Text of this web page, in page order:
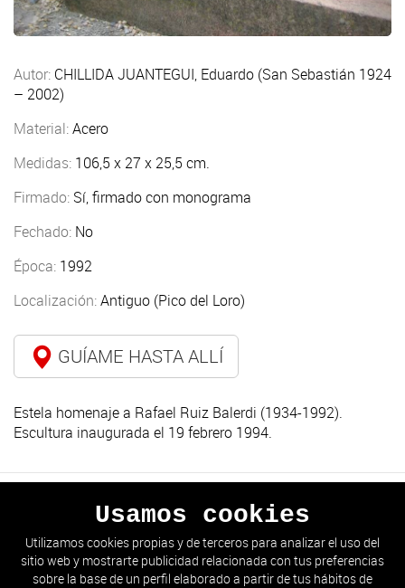
Autor: CHILLIDA JUANTEGUI, Eduardo (San Sebastián 1924
– 2002)
Material:Acero
Medidas: 106,5 x 27 x 25,5 cm.
Firmado: Sí, firmado con monograma
Fechado: No
Época: 1992
Localización:Antiguo (Pico del Loro)
GUÍAME HASTA ALLÍ
Estela homenaje a Rafael Ruiz Balerdi (1934-1992).
Escultura inaugurada el 19 febrero 1994.
ANTERIOR SIGUIENTE
IR AL LISTADO
Usamos cookies
Utilizamos cookies propias y de terceros para analizar el uso del
sitio web y mostrarte publicidad relacionada con tus preferencias
sobre la base de un perfil elaborado a partir de tus hábitos de